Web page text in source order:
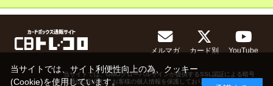
メルマガ カード別 YouTube
当サイトでは、GMOグローバルサインが提供するSSL認証による暗号
化通信に対応し、お客様の個人情報を保護しております。
当サイトでは、サイト利便性向上の為、クッキー
(Cookie)を使用しています。